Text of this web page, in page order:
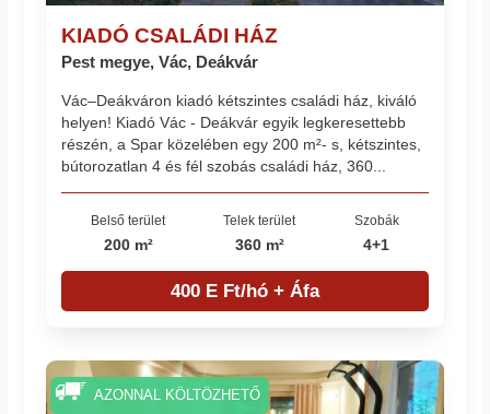
KIADÓ CSALÁDI HÁZ
Pest megye, Vác, Deákvár
Vác–Deákváron kiadó kétszintes családi ház, kiváló
helyen! Kiadó Vác - Deákvár egyik legkeresettebb
részén, a Spar közelében egy 200 m²- s, kétszintes,
bútorozatlan 4 és fél szobás családi ház, 360...
Belső terület
200 m²
Telek terület
360 m²
Szobák
4+1
400 E Ft/hó + Áfa
AZONNAL KÖLTÖZHETŐ